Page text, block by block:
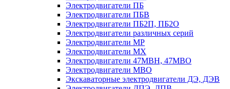
Электродвигатели ПБ
Электродвигатели ПБВ
Электродвигатели ПБ2П, ПБ2О
Электродвигатели различных серий
Электродвигатели МР
Электродвигатели MX
Электродвигатели 47MBH, 47МВО
Электродвигатели MBO
Экскаваторные электродвигатели ДЭ, ДЭВ